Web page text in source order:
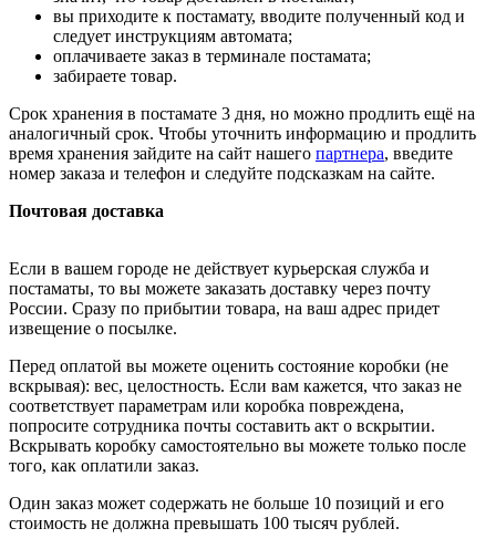
вы приходите к постамату, вводите полученный код и
следует инструкциям автомата;
оплачиваете заказ в терминале постамата;
забираете товар.
Срок хранения в постамате 3 дня, но можно продлить ещё на
аналогичный срок. Чтобы уточнить информацию и продлить
время хранения зайдите на сайт нашего партнера, введите
номер заказа и телефон и следуйте подсказкам на сайте.
Почтовая доставка
Если в вашем городе не действует курьерская служба и
постаматы, то вы можете заказать доставку через почту
России. Сразу по прибытии товара, на ваш адрес придет
извещение о посылке.
Перед оплатой вы можете оценить состояние коробки (не
вскрывая): вес, целостность. Если вам кажется, что заказ не
соответствует параметрам или коробка повреждена,
попросите сотрудника почты составить акт о вскрытии.
Вскрывать коробку самостоятельно вы можете только после
того, как оплатили заказ.
Один заказ может содержать не больше 10 позиций и его
стоимость не должна превышать 100 тысяч рублей.